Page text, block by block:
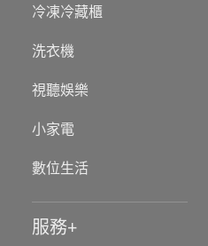
冷凍冷藏櫃
洗衣機
視聽娛樂
小家電
數位生活
服務